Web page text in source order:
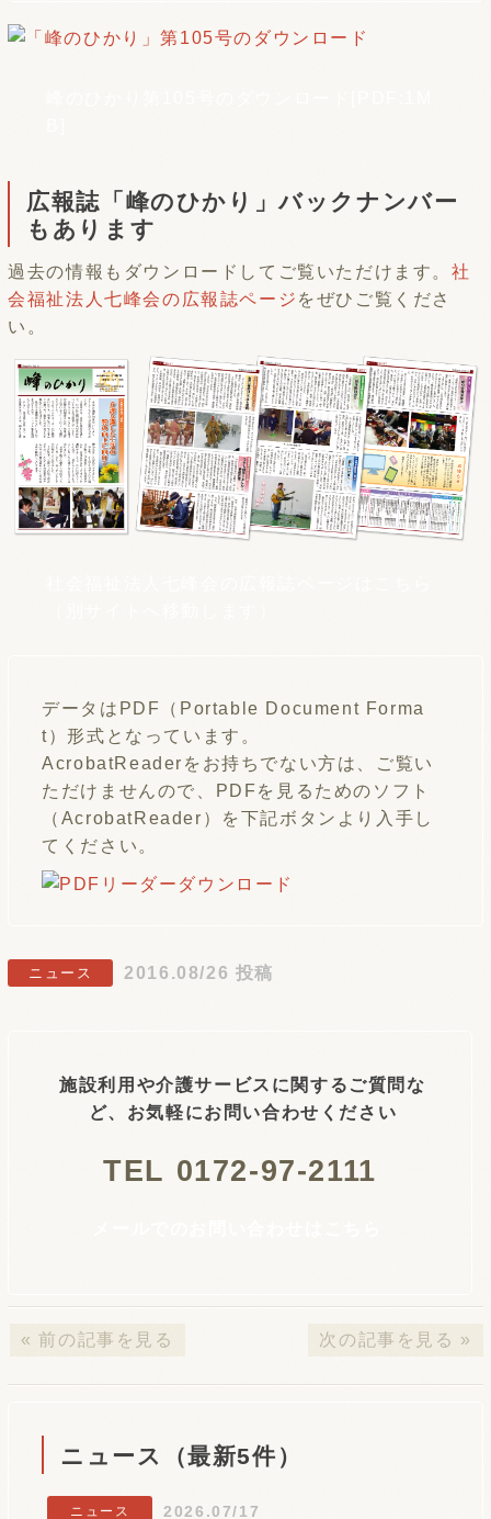
広報誌「峰のひかり」バックナンバー
もあります
過去の情報もダウンロードしてご覧いただけます。 社
会福祉法人七峰会の広報誌ページ をぜひご覧くださ
い。
データはPDF（Portable Document Forma
t）形式となっています。
AcrobatReaderをお持ちでない方は、ご覧い
ただけませんので、PDFを見るためのソフト
（AcrobatReader）を下記ボタンより入手し
てください。
ニュース 2016.08/26 投稿
施設利用や介護サービスに関するご質問な
ど、お気軽にお問い合わせください
TEL 0172-97-2111
« 前の記事を見る 次の記事を見る »
ニュース（最新5件）
ニュース 2026.07/17